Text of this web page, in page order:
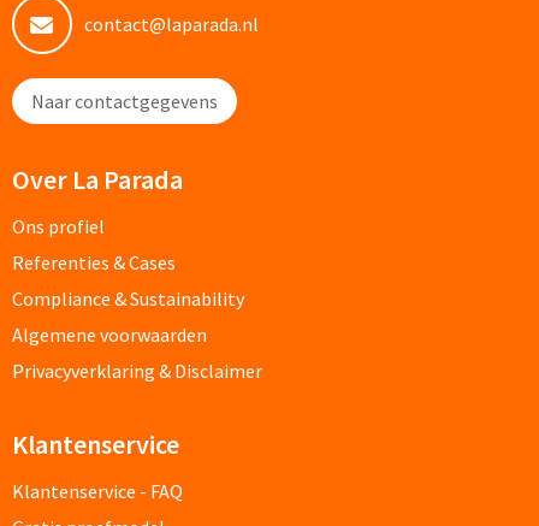
Notitieboekjes & Schrijfmappen
Notitieblokken bedrukken
Schrijfmappen bedrukken
Klemborden bedrukken
Memo's
Memo boekjes bedrukken
contact@laparada.nl
Naar contactgegevens
Over La Parada
Ons profiel
Referenties & Cases
Compliance & Sustainability
Algemene voorwaarden
Privacyverklaring & Disclaimer
Klantenservice
Klantenservice - FAQ